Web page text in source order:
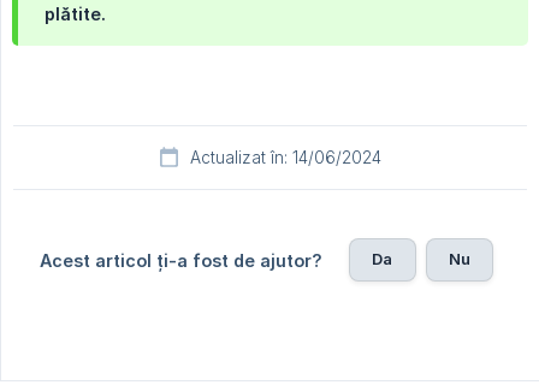
plătite.
Actualizat în: 14/06/2024
Acest articol ți-a fost de ajutor? Da Nu